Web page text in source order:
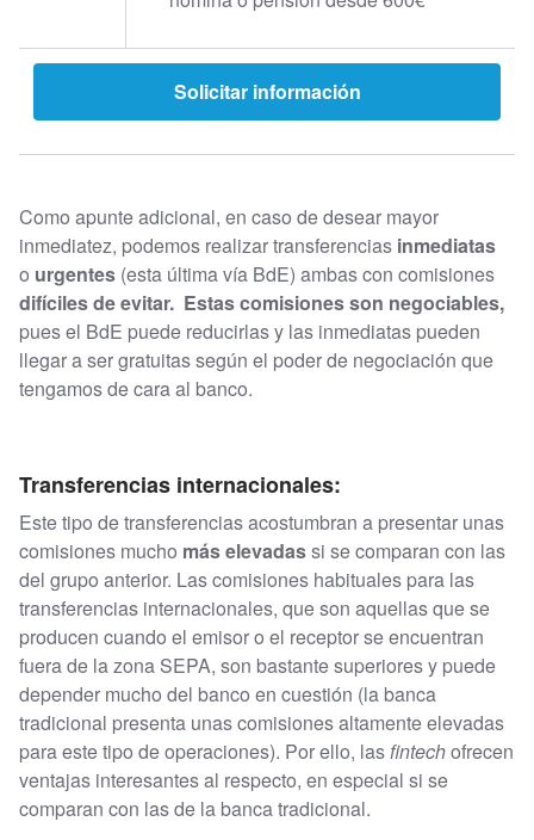
Solicitar información
Como apunte adicional, en caso de desear mayor
inmediatez, podemos realizar transferencias inmediatas
o urgentes (esta última vía BdE) ambas con comisiones
difíciles de evitar. Estas comisiones son negociables,
pues el BdE puede reducirlas y las inmediatas pueden
llegar a ser gratuitas según el poder de negociación que
tengamos de cara al banco.
Transferencias internacionales:
Este tipo de transferencias acostumbran a presentar unas
comisiones mucho más elevadassi se comparan con las
del grupo anterior. Las comisiones habituales para las
transferencias internacionales, que son aquellas que se
producen cuando el emisor o el receptor se encuentran
fuera de la zona SEPA, son bastante superiores y puede
depender mucho del banco en cuestión (la banca
tradicional presenta unas comisiones altamente elevadas
para este tipo de operaciones). Por ello, lasfintechofrecen
ventajas interesantes al respecto, en especial si se
comparan con las de la banca tradicional.